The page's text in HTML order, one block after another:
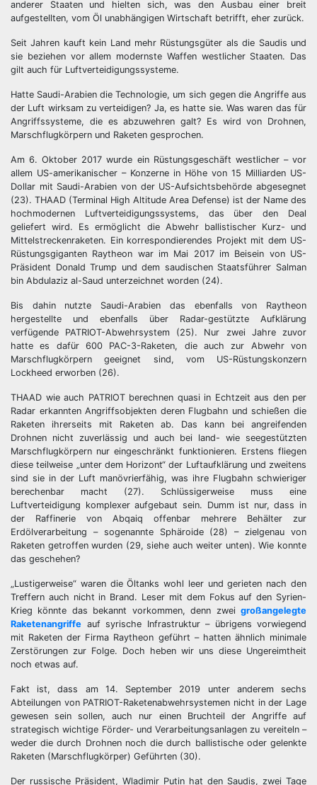
anderer Staaten und hielten sich, was den Ausbau einer breit
aufgestellten, vom Öl unabhängigen Wirtschaft betrifft, eher zurück.
Seit Jahren kauft kein Land mehr Rüstungsgüter als die Saudis und
sie beziehen vor allem modernste Waffen westlicher Staaten. Das
gilt auch für Luftverteidigungssysteme.
Hatte Saudi-Arabien die Technologie, um sich gegen die Angriffe aus
der Luft wirksam zu verteidigen? Ja, es hatte sie. Was waren das für
Angriffssysteme, die es abzuwehren galt? Es wird von Drohnen,
Marschflugkörpern und Raketen gesprochen.
Am 6. Oktober 2017 wurde ein Rüstungsgeschäft westlicher – vor
allem US-amerikanischer – Konzerne in Höhe von 15 Milliarden US-
Dollar mit Saudi-Arabien von der US-Aufsichtsbehörde abgesegnet
(23). THAAD (Terminal High Altitude Area Defense) ist der Name des
hochmodernen Luftverteidigungssystems, das über den Deal
geliefert wird. Es ermöglicht die Abwehr ballistischer Kurz- und
Mittelstreckenraketen. Ein korrespondierendes Projekt mit dem US-
Rüstungsgiganten Raytheon war im Mai 2017 im Beisein von US-
Präsident Donald Trump und dem saudischen Staatsführer Salman
bin Abdulaziz al-Saud unterzeichnet worden (24).
Bis dahin nutzte Saudi-Arabien das ebenfalls von Raytheon
hergestellte und ebenfalls über Radar-gestützte Aufklärung
verfügende PATRIOT-Abwehrsystem (25). Nur zwei Jahre zuvor
hatte es dafür 600 PAC-3-Raketen, die auch zur Abwehr von
Marschflugkörpern geeignet sind, vom US-Rüstungskonzern
Lockheed erworben (26).
THAAD wie auch PATRIOT berechnen quasi in Echtzeit aus den per
Radar erkannten Angriffsobjekten deren Flugbahn und schießen die
Raketen ihrerseits mit Raketen ab. Das kann bei angreifenden
Drohnen nicht zuverlässig und auch bei land- wie seegestützten
Marschflugkörpern nur eingeschränkt funktionieren. Erstens fliegen
diese teilweise „unter dem Horizont“ der Luftaufklärung und zweitens
sind sie in der Luft manövrierfähig, was ihre Flugbahn schwieriger
berechenbar macht (27). Schlüssigerweise muss eine
Luftverteidigung komplexer aufgebaut sein. Dumm ist nur, dass in
der Raffinerie von Abqaiq offenbar mehrere Behälter zur
Erdölverarbeitung – sogenannte Sphäroide (28) – zielgenau von
Raketen getroffen wurden (29, siehe auch weiter unten). Wie konnte
das geschehen?
„Lustigerweise“ waren die Öltanks wohl leer und gerieten nach den
Treffern auch nicht in Brand. Leser mit dem Fokus auf den Syrien-
Krieg könnte das bekannt vorkommen, denn zwei großangelegte
Raketenangriffe auf syrische Infrastruktur – übrigens vorwiegend
mit Raketen der Firma Raytheon geführt – hatten ähnlich minimale
Zerstörungen zur Folge. Doch heben wir uns diese Ungereimtheit
noch etwas auf.
Fakt ist, dass am 14. September 2019 unter anderem sechs
Abteilungen von PATRIOT-Raketenabwehrsystemen nicht in der Lage
gewesen sein sollen, auch nur einen Bruchteil der Angriffe auf
strategisch wichtige Förder- und Verarbeitungsanlagen zu vereiteln –
weder die durch Drohnen noch die durch ballistische oder gelenkte
Raketen (Marschflugkörper) Geführten (30).
Der russische Präsident, Wladimir Putin hat den Saudis, zwei Tage